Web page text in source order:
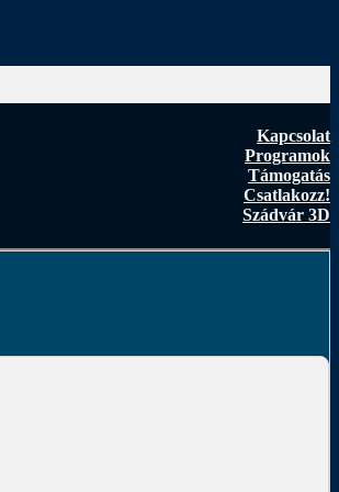
Kapcsolat
Programok
Támogatás
Csatlakozz!
Szádvár 3D